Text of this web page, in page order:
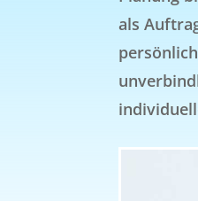
als